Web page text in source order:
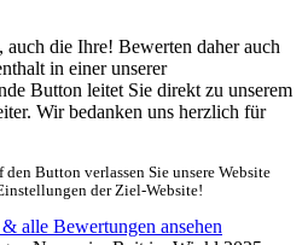
die Ihre! Bewerten daher auch
in einer unserer
Button leitet Sie direkt zu unserem
Wir bedanken uns herzlich für
Button verlassen Sie unsere Website
der Ziel-Website!
alle Bewertungen ansehen